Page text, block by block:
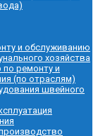
и обслуживанию
хозяйства
ремонту и
(по отраслям)
швейного